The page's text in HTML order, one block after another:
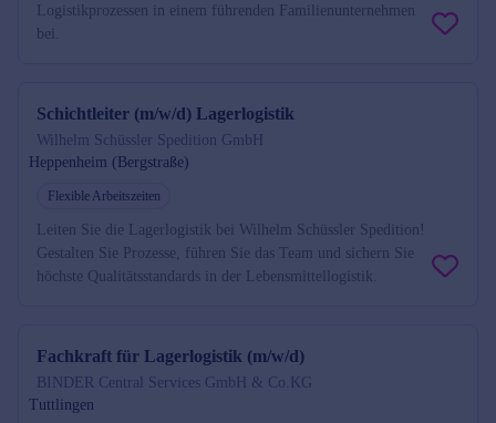
Logistikprozessen in einem führenden Familienunternehmen
bei.
Schichtleiter (m/w/d) Lagerlogistik
Wilhelm Schüssler Spedition GmbH
Heppenheim (Bergstraße)
Flexible Arbeitszeiten
Leiten Sie die Lagerlogistik bei Wilhelm Schüssler Spedition!
Gestalten Sie Prozesse, führen Sie das Team und sichern Sie
höchste Qualitätsstandards in der Lebensmittellogistik.
Fachkraft für Lagerlogistik (m/w/d)
BINDER Central Services GmbH & Co.KG
Tuttlingen